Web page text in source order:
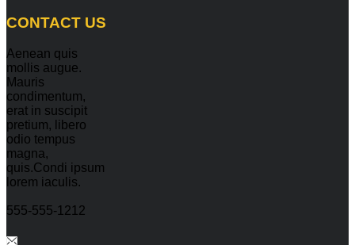
CONTACT US
Aenean quis
mollis augue.
Mauris
condimentum,
erat in suscipit
pretium, libero
odio tempus
magna,
quis.Condi ipsum
lorem iaculis.
555-555-1212